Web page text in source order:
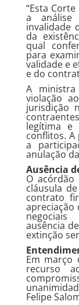
“Esta
a análise
invalidade
da
qual
para
validade e
e do
A
violação
jurisdição
legítima e
conflitos. A
a
anulação
Ausência
O
cláusula
contrato
apreciação
ausência
extinção
Em março
recurso
Felipe